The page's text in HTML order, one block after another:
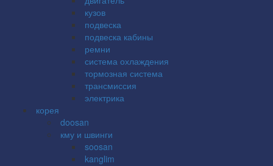
кузов
подвеска
подвеска кабины
ремни
система охлаждения
тормозная система
трансмиссия
электрика
корея
doosan
кму и швинги
soosan
kanglim